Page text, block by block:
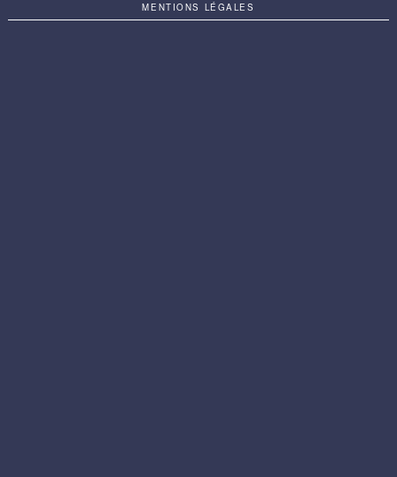
MENTIONS LÉGALES